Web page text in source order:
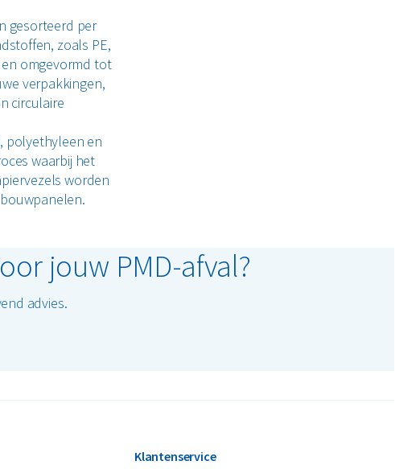
gesorteerd per
zoals PE,
en omgevormd tot
verpakkingen,
circulaire
polyethyleen en
waarbij het
worden
jouw PMD-afval?
advies.
Klantenservice